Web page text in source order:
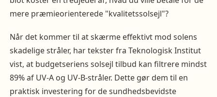
mere præmieorienterede "kvalitetssolsejl"?
Når det kommer til at skærme effektivt mod solens
skadelige stråler, har tekster fra Teknologisk Institut
vist, at budgetseriens solsejl tilbud kan filtrere mindst
89% af UV-A og UV-B-stråler. Dette gør dem til en
praktisk investering for de sundhedsbevidste